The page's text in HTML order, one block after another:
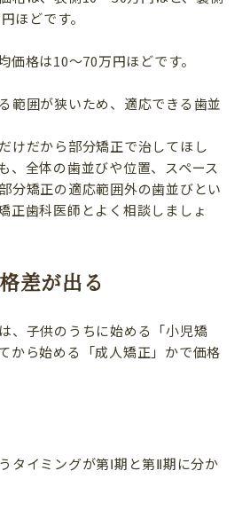
ほどです。
価格は10〜70万円ほどです。
範囲が狭いため、適応できる歯並
けだから部分矯正で治してほし
、全体の歯並びや位置、スペース
分矯正の適応範囲外の歯並びとい
正歯科医師とよく相談しましょ
差が出る
、子供のうちに始める「小児矯
から始める「成人矯正」かで価格
タイミングが第Ⅰ期と第Ⅱ期に分か